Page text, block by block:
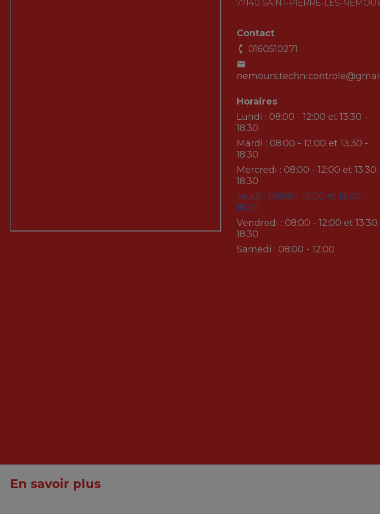
77140 SAINT-PIERRE-LÈS-
Contact
0160510271
Horaires
Lundi : 08:00 - 12:00 et 13:30 -
18:30
Mardi : 08:00 - 12:00 et 13:30 -
18:30
Mercredi : 08:00 - 12:00 et 13:30
18:30
Jeudi : 08:00 - 12:00 et 13:30 -
18:30
Vendredi : 08:00 - 12:00 et 13:30
18:30
Samedi : 08:00 - 12:00
En savoir plus